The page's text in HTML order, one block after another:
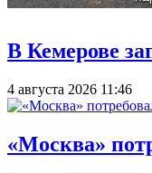
В Кемерове
4 августа 2026 11:46
«Москва»